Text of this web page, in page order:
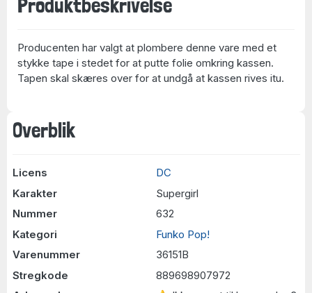
Overblik
Licens
DC
Karakter
Supergirl
Nummer
632
Kategori
Funko Pop!
Varenummer
36151B
Stregkode
889698907972
Produktbeskrivelse
Producenten har valgt at plombere denne vare med et
stykke tape i stedet for at putte folie omkring kassen.
Tapen skal skæres over for at undgå at kassen rives itu.